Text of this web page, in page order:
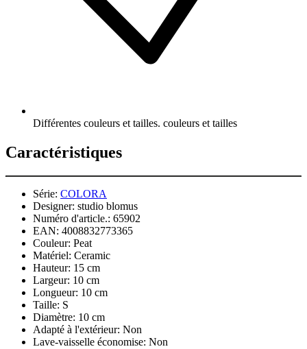
Différentes couleurs et tailles. couleurs et tailles
Caractéristiques
Série: COLORA
Designer: studio blomus
Numéro d'article.: 65902
EAN: 4008832773365
Couleur: Peat
Matériel: Ceramic
Hauteur: 15 cm
Largeur: 10 cm
Longueur: 10 cm
Taille: S
Diamètre: 10 cm
Adapté à l'extérieur: Non
Lave-vaisselle économise: Non